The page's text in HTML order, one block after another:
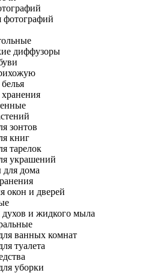
диффузоры
зонтов
книг
тарелок
украшений
для дома
окон и дверей
и жидкого мыла
ванных комнат
туалета
уборки